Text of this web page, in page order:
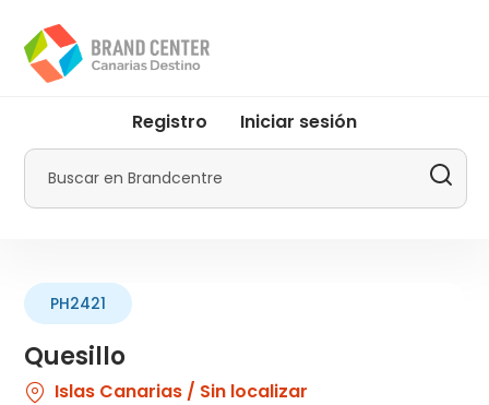
contenido
principal
menu
Promotur
Registro Iniciar sesión
Buscar
Quesillo
PH2421
Islas Canarias / Sin localizar